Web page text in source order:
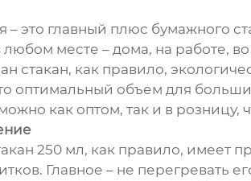
– это главный плюс бумажного
любом месте – дома, на работе,
стакан, как правило,
оптимальный объем для
как оптом, так и в
250 мл, как правило, имеет
Главное – не